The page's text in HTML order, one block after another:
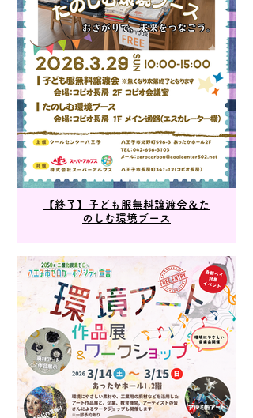
【終了】子ども服無料譲渡会＆た
のしむ環境ブース